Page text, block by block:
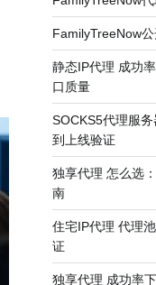
FamilyTreeNow
静态IP代理 成功
口质量
SOCKS5代理服
到上线验证
独享代理 怎么选
南
住宅IP代理 代理
证
独享代理 成功率